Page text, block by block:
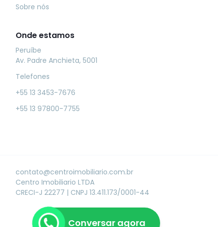
Conversar agora
Sobre nós
Onde estamos
Peruíbe
Av. Padre Anchieta, 5001
Telefones
+55 13 3453-7676
+55 13 97800-7755
Centro Imobiliario LTDA
CRECI-J 22277 | CNPJ 13.411.173/0001-44
contato@centroimobiliario.com.br